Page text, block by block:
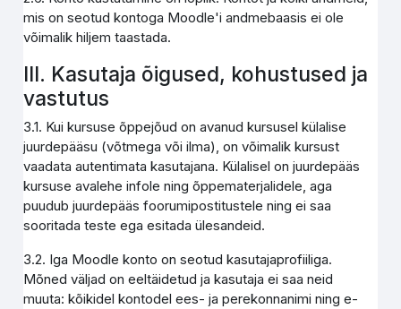
mis on seotud kontoga Moodle'i andmebaasis ei ole
võimalik hiljem taastada.
III. Kasutaja õigused, kohustused ja
vastutus
3.1. Kui kursuse õppejõud on avanud kursusel külalise
juurdepääsu (võtmega või ilma), on võimalik kursust
vaadata autentimata kasutajana. Külalisel on juurdepääs
kursuse avalehe infole ning õppematerjalidele, aga
puudub juurdepääs foorumipostitustele ning ei saa
sooritada teste ega esitada ülesandeid.
3.2. Iga Moodle konto on seotud kasutajaprofiiliga.
Mõned väljad on eeltäidetud ja kasutaja ei saa neid
muuta: kõikidel kontodel ees- ja perekonnanimi ning e-